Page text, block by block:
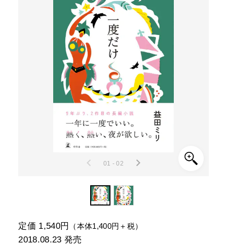
01 - 02
定価 1,540円 （本体1,400円＋税）
2018.08.23 発売